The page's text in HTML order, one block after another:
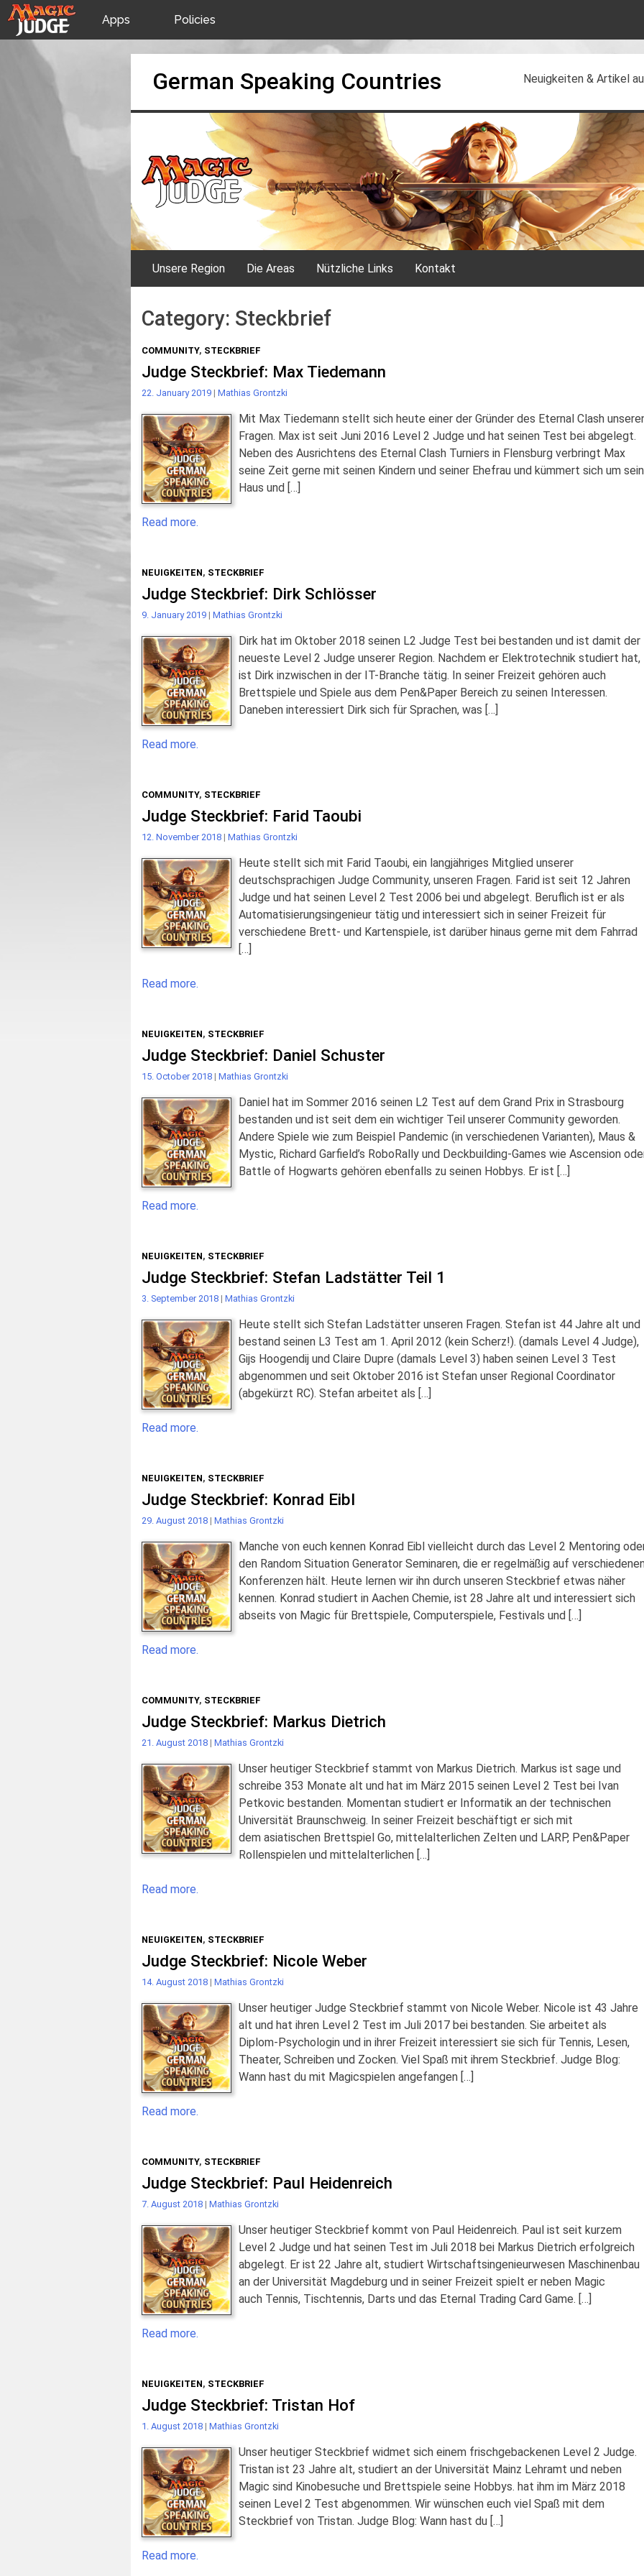
Apps
JudgeApps
Policies
IPG
German Speaking Countries Neuigkeiten & Artikel
Unsere Region Die Areas Nützliche Links Kontakt
Category: Steckbrief
COMMUNITY, STECKBRIEF
Judge Steckbrief: Max Tiedemann
22. January 2019 | Mathias Grontzki
Mit Max Tiedemann stellt sich heute einer der Gründer des Eternal Clash
Fragen. Max ist seit Juni 2016 Level 2 Judge und hat seinen Test bei abgelegt.
Neben des Ausrichtens des Eternal Clash Turniers in Flensburg verbringt Max
seine Zeit gerne mit seinen Kindern und seiner Ehefrau und kümmert sich um sein
Haus und […]
Read more.
NEUIGKEITEN, STECKBRIEF
Judge Steckbrief: Dirk Schlösser
9. January 2019 | Mathias Grontzki
Dirk hat im Oktober 2018 seinen L2 Judge Test bei bestanden und ist damit der
neueste Level 2 Judge unserer Region. Nachdem er Elektrotechnik studiert hat,
ist Dirk inzwischen in der IT-Branche tätig. In seiner Freizeit gehören auch
Brettspiele und Spiele aus dem Pen&Paper Bereich zu seinen Interessen.
Daneben interessiert Dirk sich für Sprachen, was […]
Read more.
COMMUNITY, STECKBRIEF
Judge Steckbrief: Farid Taoubi
12. November 2018 | Mathias Grontzki
Heute stellt sich mit Farid Taoubi, ein langjähriges Mitglied unserer
deutschsprachigen Judge Community, unseren Fragen. Farid ist seit 12 Jahren
Judge und hat seinen Level 2 Test 2006 bei und abgelegt. Beruflich ist er als
Automatisierungsingenieur tätig und interessiert sich in seiner Freizeit für
verschiedene Brett- und Kartenspiele, ist darüber hinaus gerne mit dem Fahrrad
[…]
Read more.
NEUIGKEITEN, STECKBRIEF
Judge Steckbrief: Daniel Schuster
15. October 2018 | Mathias Grontzki
Daniel hat im Sommer 2016 seinen L2 Test auf dem Grand Prix in Strasbourg
bestanden und ist seit dem ein wichtiger Teil unserer Community geworden.
Andere Spiele wie zum Beispiel Pandemic (in verschiedenen Varianten), Maus &
Mystic, Richard Garfield’s RoboRally und Deckbuilding-Games wie Ascension
Battle of Hogwarts gehören ebenfalls zu seinen Hobbys. Er ist […]
Read more.
NEUIGKEITEN, STECKBRIEF
Judge Steckbrief: Stefan Ladstätter Teil 1
3. September 2018 | Mathias Grontzki
Heute stellt sich Stefan Ladstätter unseren Fragen. Stefan ist 44 Jahre alt und
bestand seinen L3 Test am 1. April 2012 (kein Scherz!). (damals Level 4 Judge),
Gijs Hoogendij und Claire Dupre (damals Level 3) haben seinen Level 3 Test
abgenommen und seit Oktober 2016 ist Stefan unser Regional Coordinator
(abgekürzt RC). Stefan arbeitet als […]
Read more.
NEUIGKEITEN, STECKBRIEF
Judge Steckbrief: Konrad Eibl
29. August 2018 | Mathias Grontzki
Manche von euch kennen Konrad Eibl vielleicht durch das Level 2 Mentoring
den Random Situation Generator Seminaren, die er regelmäßig auf
Konferenzen hält. Heute lernen wir ihn durch unseren Steckbrief etwas näher
kennen. Konrad studiert in Aachen Chemie, ist 28 Jahre alt und interessiert sich
abseits von Magic für Brettspiele, Computerspiele, Festivals und […]
Read more.
COMMUNITY, STECKBRIEF
Judge Steckbrief: Markus Dietrich
21. August 2018 | Mathias Grontzki
Unser heutiger Steckbrief stammt von Markus Dietrich. Markus ist sage und
schreibe 353 Monate alt und hat im März 2015 seinen Level 2 Test bei Ivan
Petkovic bestanden. Momentan studiert er Informatik an der technischen
Universität Braunschweig. In seiner Freizeit beschäftigt er sich mit
dem asiatischen Brettspiel Go, mittelalterlichen Zelten und LARP, Pen&Paper
Rollenspielen und mittelalterlichen […]
Read more.
NEUIGKEITEN, STECKBRIEF
Judge Steckbrief: Nicole Weber
14. August 2018 | Mathias Grontzki
Unser heutiger Judge Steckbrief stammt von Nicole Weber. Nicole ist 43 Jahre
alt und hat ihren Level 2 Test im Juli 2017 bei bestanden. Sie arbeitet als
Diplom-Psychologin und in ihrer Freizeit interessiert sie sich für Tennis, Lesen,
Theater, Schreiben und Zocken. Viel Spaß mit ihrem Steckbrief. Judge Blog:
Wann hast du mit Magicspielen angefangen […]
Read more.
COMMUNITY, STECKBRIEF
Judge Steckbrief: Paul Heidenreich
7. August 2018 | Mathias Grontzki
Unser heutiger Steckbrief kommt von Paul Heidenreich. Paul ist seit kurzem
Level 2 Judge und hat seinen Test im Juli 2018 bei Markus Dietrich erfolgreich
abgelegt. Er ist 22 Jahre alt, studiert Wirtschaftsingenieurwesen Maschinenbau
an der Universität Magdeburg und in seiner Freizeit spielt er neben Magic
auch Tennis, Tischtennis, Darts und das Eternal Trading Card Game. […]
Read more.
NEUIGKEITEN, STECKBRIEF
Judge Steckbrief: Tristan Hof
1. August 2018 | Mathias Grontzki
Unser heutiger Steckbrief widmet sich einem frischgebackenen Level 2 Judge.
Tristan ist 23 Jahre alt, studiert an der Universität Mainz Lehramt und neben
Magic sind Kinobesuche und Brettspiele seine Hobbys. hat ihm im März 2018
seinen Level 2 Test abgenommen. Wir wünschen euch viel Spaß mit dem
Steckbrief von Tristan. Judge Blog: Wann hast du […]
Read more.